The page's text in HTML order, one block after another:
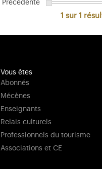
Précédente
1 sur 1
Vous êtes
Abonnés
Mécènes
Enseignants
Relais culturels
Professionnels du tourisme
Associations et CE